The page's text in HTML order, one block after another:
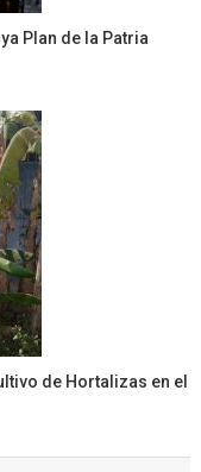
Plan de la Patria
de Hortalizas en el